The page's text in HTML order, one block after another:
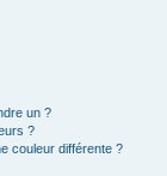
un ?
?
couleur différente ?